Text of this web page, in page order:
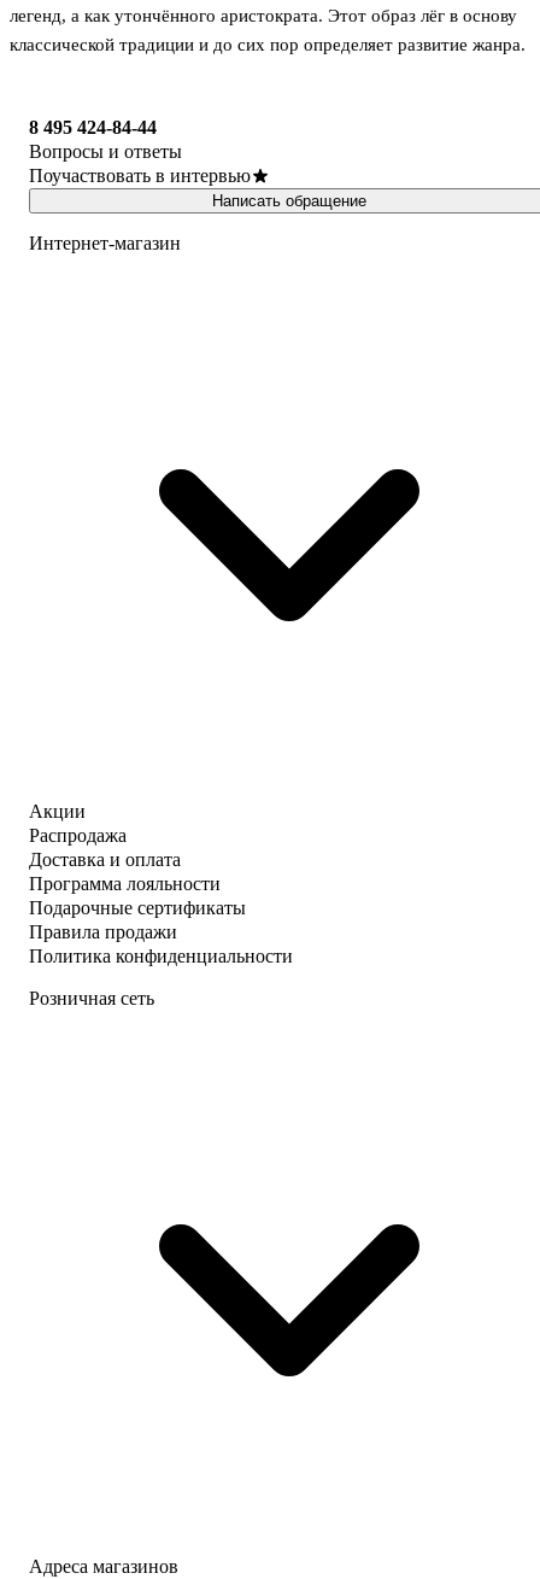
легенд, а как утончённого аристократа. Этот образ лёг в основу
классической традиции и до сих пор определяет развитие жанра.
8 495 424-84-44
Вопросы и ответы
Поучаствовать в интервью
Написать обращение
Интернет-магазин
Акции
Распродажа
Доставка и оплата
Программа лояльности
Подарочные сертификаты
Правила продажи
Политика конфиденциальности
Розничная сеть
Адреса магазинов